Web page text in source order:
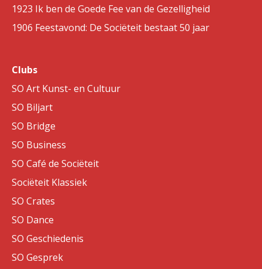
1923 Ik ben de Goede Fee van de Gezelligheid
1906 Feestavond: De Sociëteit bestaat 50 jaar
Clubs
SO Art Kunst- en Cultuur
SO Biljart
SO Bridge
SO Business
SO Café de Sociëteit
Sociëteit Klassiek
SO Crates
SO Dance
SO Geschiedenis
SO Gesprek